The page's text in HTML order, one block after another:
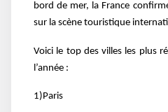
bord de mer, la France
sur la scène touristique
Voici le top des villes les plus
l’année :
1)Paris